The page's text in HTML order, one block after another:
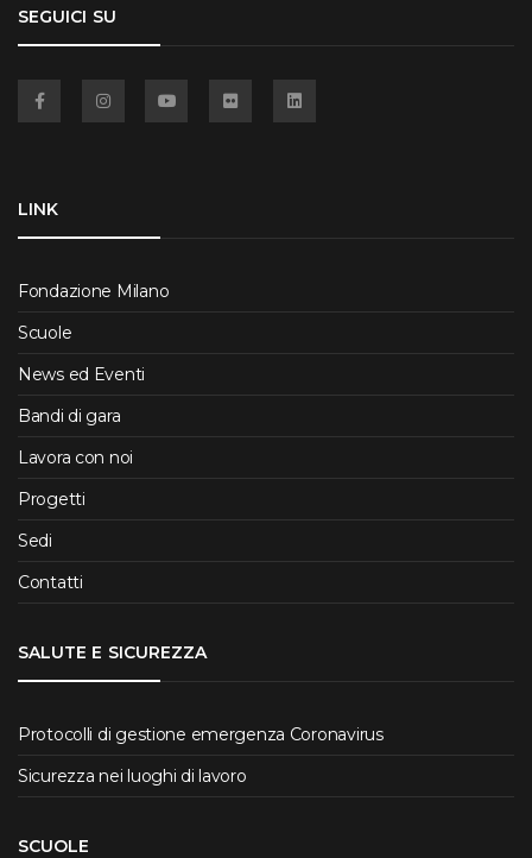
SEGUICI SU
LINK
Fondazione Milano
Scuole
News ed Eventi
Bandi di gara
Lavora con noi
Progetti
Sedi
Contatti
SALUTE E SICUREZZA
Protocolli di gestione emergenza Coronavirus
Sicurezza nei luoghi di lavoro
SCUOLE